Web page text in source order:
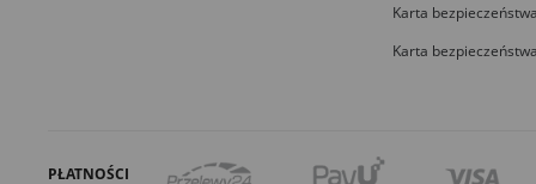
Karta
Karta
PŁATNOŚCI